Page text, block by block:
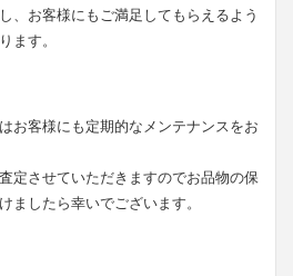
、お客様にもご満足してもらえるよう
ます。
お客様にも定期的なメンテナンスをお
定させていただきますのでお品物の保
ましたら幸いでございます。